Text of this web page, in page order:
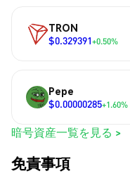
TRON
$0.329391+0.50%
Pepe
$0.00000285+1.60%
暗号資産一覧を見る >
免責事項